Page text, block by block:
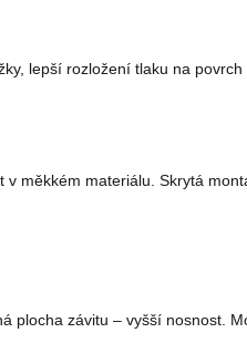
lepší rozložení tlaku na povrch
měkkém materiálu. Skrytá
plocha závitu – vyšší nosnost.